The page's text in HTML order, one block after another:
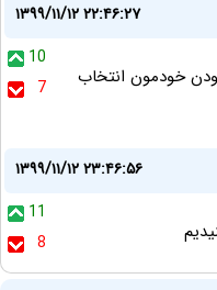
۱۳۹۹/۱۱/۱۲ ۲۲:۴۶:۲۷
10
7
خودمون انتخاب
۱۳۹۹/۱۱/۱۲ ۲۳:۴۶:۵۶
11
8